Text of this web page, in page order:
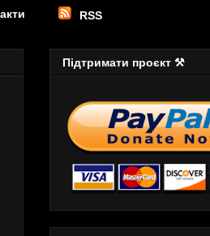
RSS
Підтримати проєкт ⚒